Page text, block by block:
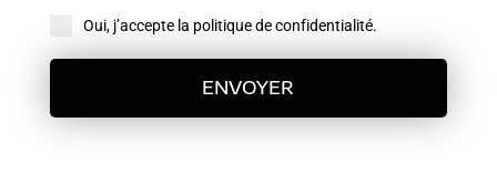
Oui, j’accepte la politique de confidentialité.
ENVOYER